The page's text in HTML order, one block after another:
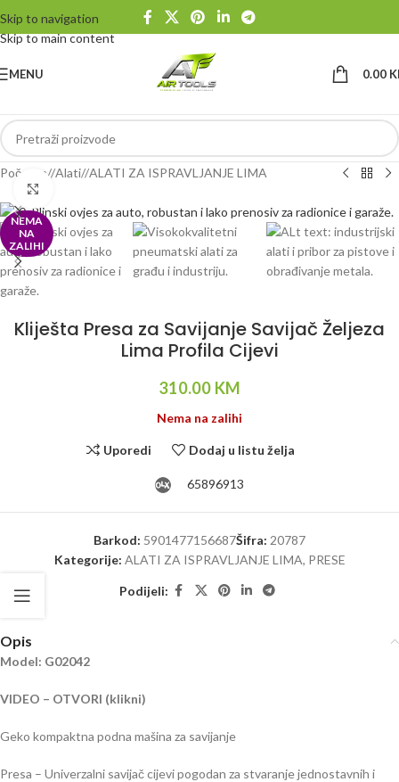
Skip to navigation
Skip to main content
MENU 0.00
Početna/ Alati/ ALATI ZA ISPRAVLJANJE LIMA
NEMA
NA
ZALIHI
Kliješta Presa za Savijanje Savijač Željeza
Lima Profila Cijevi
310.00 KM
Nema na zalihi
Uporedi Dodaj u listu želja
65896913
Barkod: 5901477156687Šifra: 20787
Kategorije: ALATI ZA ISPRAVLJANJE LIMA, PRESE
Podijeli:
Opis
Model: G02042
VIDEO – OTVORI (klikni)
Geko kompaktna podna mašina za savijanje
Presa – Univerzalni savijač cijevi pogodan za stvaranje jednostavnih i